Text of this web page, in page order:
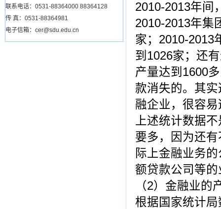
联系电话：0531-88364000 88364128
传 真：0531-88364981
电子信箱：cer@sdu.edu.cn
2010-2013年间
2010-2013年集
家；2010-2013
到1026家；还
产量达到1600
款消失的。其
融企业，很容
上述统计数据
要多，因为还
际上金融业务
额贷款公司等
（2）金融业的
根据国家统计